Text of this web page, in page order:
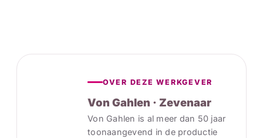
OVER DEZE WERKGEVER
Von Gahlen · Zevenaar
Von Gahlen is al meer dan 50 jaar
toonaangevend in de productie